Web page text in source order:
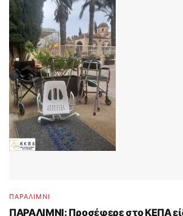
ΠΑΡΑΛΊΜΝΙ
ΠΑΡΑΛΙΜΝΙ: Προσέφερε στο ΚΕΠΑ